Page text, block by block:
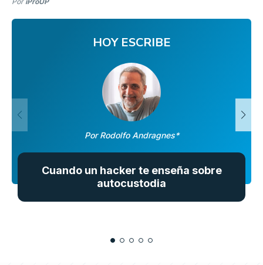
Cuando un hacker te enseña sobre
autocustodia
HOY ESCRIBE
Por Rodolfo Andragnes*